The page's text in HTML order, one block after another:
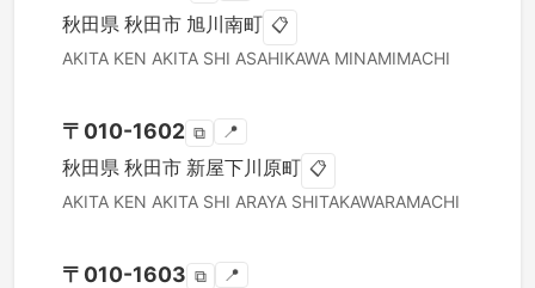
秋田県 秋田市 旭川南町 📋
AKITA KEN AKITA SHI ASAHIKAWA MINAMIMACHI
〒 010-1602 ⧉ 📍
秋田県 秋田市 新屋下川原町 📋
AKITA KEN AKITA SHI ARAYA SHITAKAWARAMACHI
〒 010-1603 ⧉ 📍